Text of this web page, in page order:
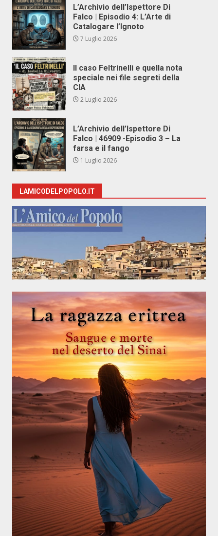
L’Archivio dell’Ispettore Di
Falco | Episodio 4: L’Arte di
Catalogare l’Ignoto
7 Luglio 2026
Il caso Feltrinelli e quella nota
speciale nei file segreti della
CIA
2 Luglio 2026
L’Archivio dell’Ispettore Di
Falco | 46909 -Episodio 3 – La
farsa e il fango
1 Luglio 2026
LAMICODELPOPOLO.IT